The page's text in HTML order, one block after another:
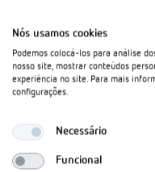
Nós usamos cookies
Podemos colocá-los para análise
nosso site, mostrar conteúdos
experiência no site. Para mais
configurações.
Necessário
Funcional